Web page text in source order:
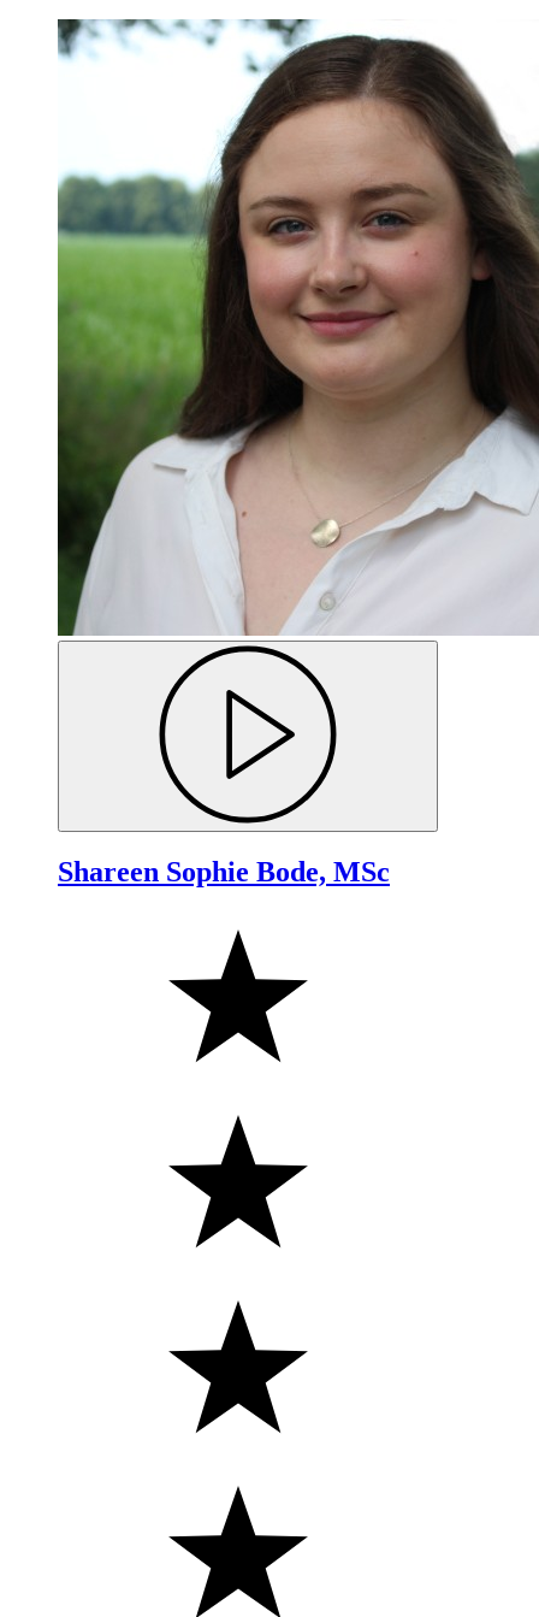
Shareen Sophie Bode, MSc